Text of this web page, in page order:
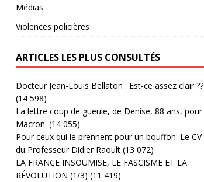
Médias
Violences policières
ARTICLES LES PLUS CONSULTÉS
Docteur Jean-Louis Bellaton : Est-ce assez clair ??
(14 598)
La lettre coup de gueule, de Denise, 88 ans, pour
Macron. (14 055)
Pour ceux qui le prennent pour un bouffon: Le CV
du Professeur Didier Raoult (13 072)
LA FRANCE INSOUMISE, LE FASCISME ET LA
RÉVOLUTION (1/3) (11 419)